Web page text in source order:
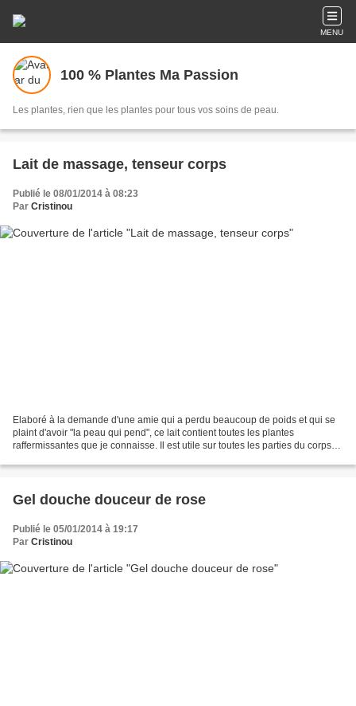
MENU
100 % Plantes Ma Passion
Les plantes, rien que les plantes pour tous vos soins de peau.
Lait de massage, tenseur corps
Publié le 08/01/2014 à 08:23
Par Cristinou
Elaboré à la demande d'une amie qui a perdu beaucoup de poids et qui se
plaint d'avoir "la peau qui pend", ce lait contient toutes les plantes
raffermissantes que je connaisse. Il est utile sur toutes les parties du corps
Gel douche douceur de rose
Publié le 05/01/2014 à 19:17
Par Cristinou